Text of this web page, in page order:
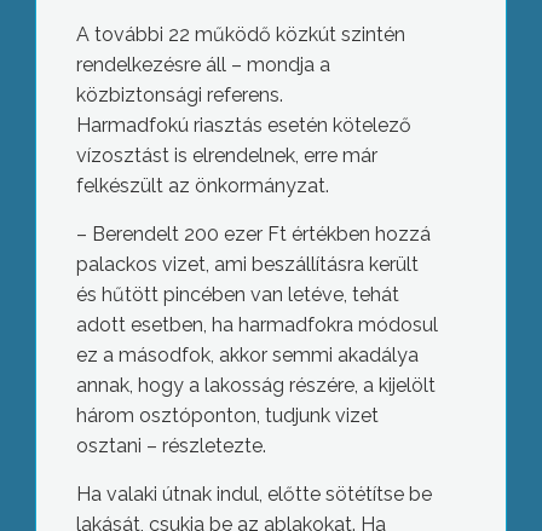
A további 22 működő közkút szintén
rendelkezésre áll – mondja a
közbiztonsági referens.
Harmadfokú riasztás esetén kötelező
vízosztást is elrendelnek, erre már
felkészült az önkormányzat.
– Berendelt 200 ezer Ft értékben hozzá
palackos vizet, ami beszállításra került
és hűtött pincében van letéve, tehát
adott esetben, ha harmadfokra módosul
ez a másodfok, akkor semmi akadálya
annak, hogy a lakosság részére, a kijelölt
három osztóponton, tudjunk vizet
osztani – részletezte.
Ha valaki útnak indul, előtte sötétítse be
lakását, csukja be az ablakokat. Ha